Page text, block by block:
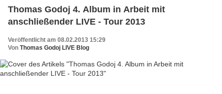
Thomas Godoj 4. Album in Arbeit mit
anschließender LIVE - Tour 2013
Veröffentlicht am 08.02.2013 15:29
Von Thomas Godoj LIVE Blog